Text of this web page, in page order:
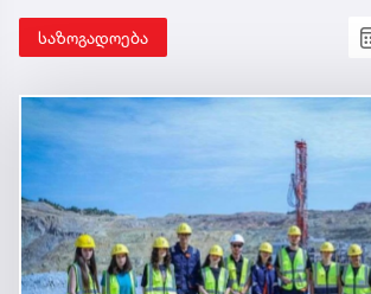
საზოგადოება